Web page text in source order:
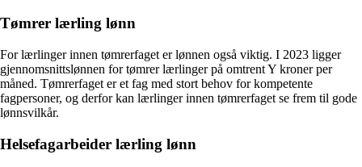
Tømrer lærling lønn
For lærlinger innen tømrerfaget er lønnen også viktig. I 2023 ligger
gjennomsnittslønnen for tømrer lærlinger på omtrent Y kroner per
måned. Tømrerfaget er et fag med stort behov for kompetente
fagpersoner, og derfor kan lærlinger innen tømrerfaget se frem til gode
lønnsvilkår.
Helsefagarbeider lærling lønn